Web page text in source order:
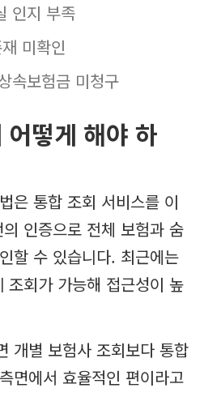
인지 부족
미확인
속보험금 미청구
떻게 해야 하
은 통합 조회 서비스를 이
인증으로 전체 보험과 숨
할 수 있습니다. 최근에는
조회가 가능해 접근성이 높
개별 보험사 조회보다 통합
면에서 효율적인 편이라고